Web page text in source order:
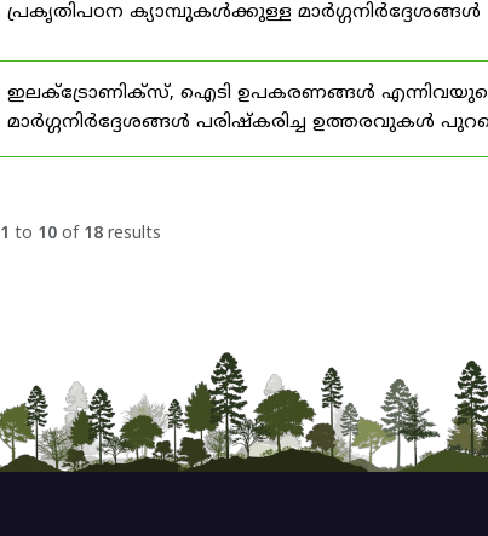
പ്രകൃതിപഠന ക്യാമ്പുകൾക്കുള്ള മാർഗ്ഗനിർദ്ദേശങ്ങൾ
ഇലക്‌ട്രോണിക്‌സ്, ഐടി ഉപകരണങ്ങൾ
മാർഗ്ഗനിർദ്ദേശങ്ങൾ പരിഷ്‌കരിച്ച ഉത്തരവുകൾ
1 to 10 of 18 results